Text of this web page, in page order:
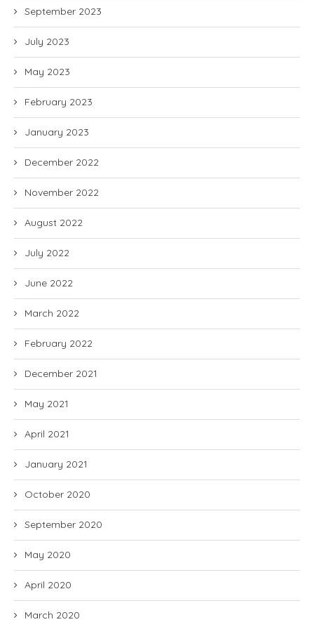
September 2023
July 2023
May 2023
February 2023
January 2023
December 2022
November 2022
August 2022
July 2022
June 2022
March 2022
February 2022
December 2021
May 2021
April 2021
January 2021
October 2020
September 2020
May 2020
April 2020
March 2020